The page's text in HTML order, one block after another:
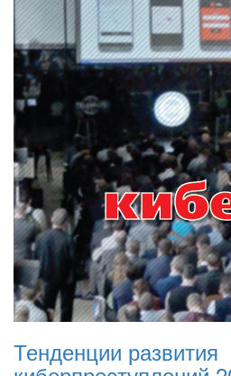
Тенденции развития